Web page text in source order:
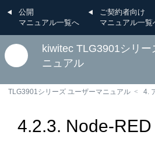
公開
マニュアル一覧へ
ご契約者向け
マニュアル一覧
kiwitec TLG3901シリー
ニュアル
TLG3901シリーズ ユーザーマニュアル 4.
4.2.3. Node-RED